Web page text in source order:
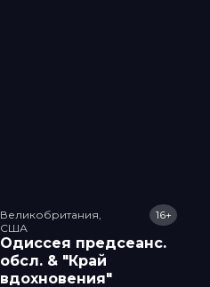
Великобритания,
США
Одиссея прeдсeанc.
обсл. & "Край
вдохновения"
16+